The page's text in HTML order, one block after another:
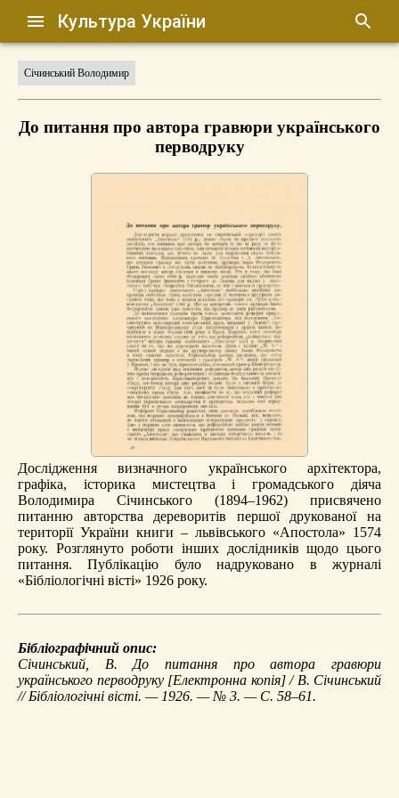
Культура України
Січинський Володимир
До питання про автора гравюри українського
перводруку
Дослідження визначного українського архітектора,
графіка, історика мистецтва і громадського діяча
Володимира Січинського (1894–1962) присвячено
питанню авторства дереворитів першої друкованої на
території України книги – львівського «Апостола» 1574
року. Розглянуто роботи інших дослідників щодо цього
питання. Публікацію було надруковано в журналі
«Бібліологічні вісті» 1926 року.
Бібліографічний опис:
Січинський, В. До питання про автора гравюри
українського перводруку[Електронна копія] / В. Січинський
// Бібліологічні вісті. — 1926. — № 3. — С. 58–61.